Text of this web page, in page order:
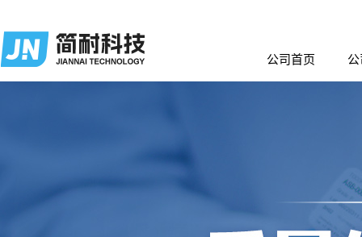
公司首页